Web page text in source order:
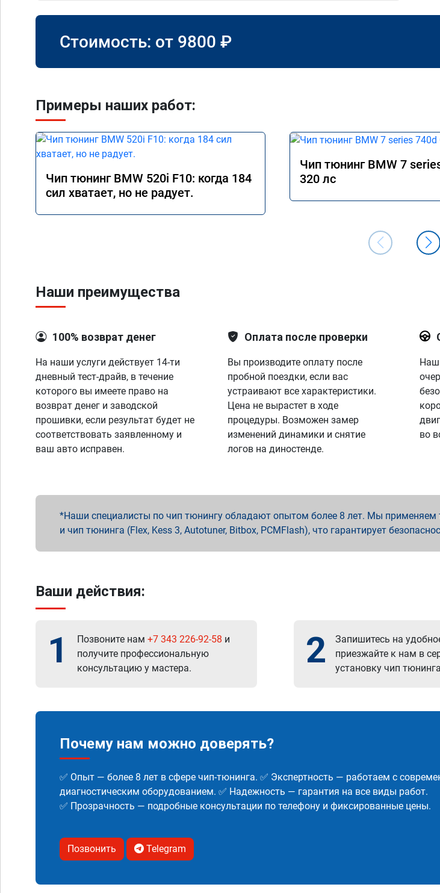
Стоимость: от 9800 ₽
Примеры наших работ:
Чип тюнинг BMW 520i F10: когда 184
сил хватает, но не радует.
Чип тюнинг BMW 7
320 лс
Наши преимущества
100% возврат денег
На наши услуги действует 14-ти
дневный тест-драйв, в течение
которого вы имеете право на
возврат денег и заводской
прошивки, если результат будет не
соответствовать заявленному и
ваш авто исправен.
Оплата после проверки
Вы производите оплату после
пробной поездки, если вас
устраивают все характеристики.
Цена не вырастет в ходе
процедуры. Возможен замер
изменений динамики и снятие
логов на диностенде.
во
Наши специалисты по чип тюнингу обладают опытом более 8 лет. Мы применяем
и чип тюнинга (Flex, Kess 3, Autotuner, Bitbox, PCMFlash), что гарантирует
Ваши действия:
1 Позвоните нам +7 343 226-92-58 и
получите профессиональную
консультацию у мастера.
2
Запишитесь на
приезжайте к нам в
установку чип
Почему нам можно доверять?
✅ Опыт — более 8 лет в сфере чип-тюнинга. ✅ Экспертность — работаем с
диагностическим оборудованием. ✅ Надежность — гарантия на все виды работ.
✅ Прозрачность — подробные консультации по телефону и фиксированные цены.
Позвонить Telegram